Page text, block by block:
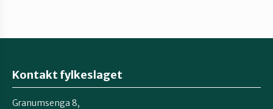
Kontakt fylkeslaget
Granumsenga 8,